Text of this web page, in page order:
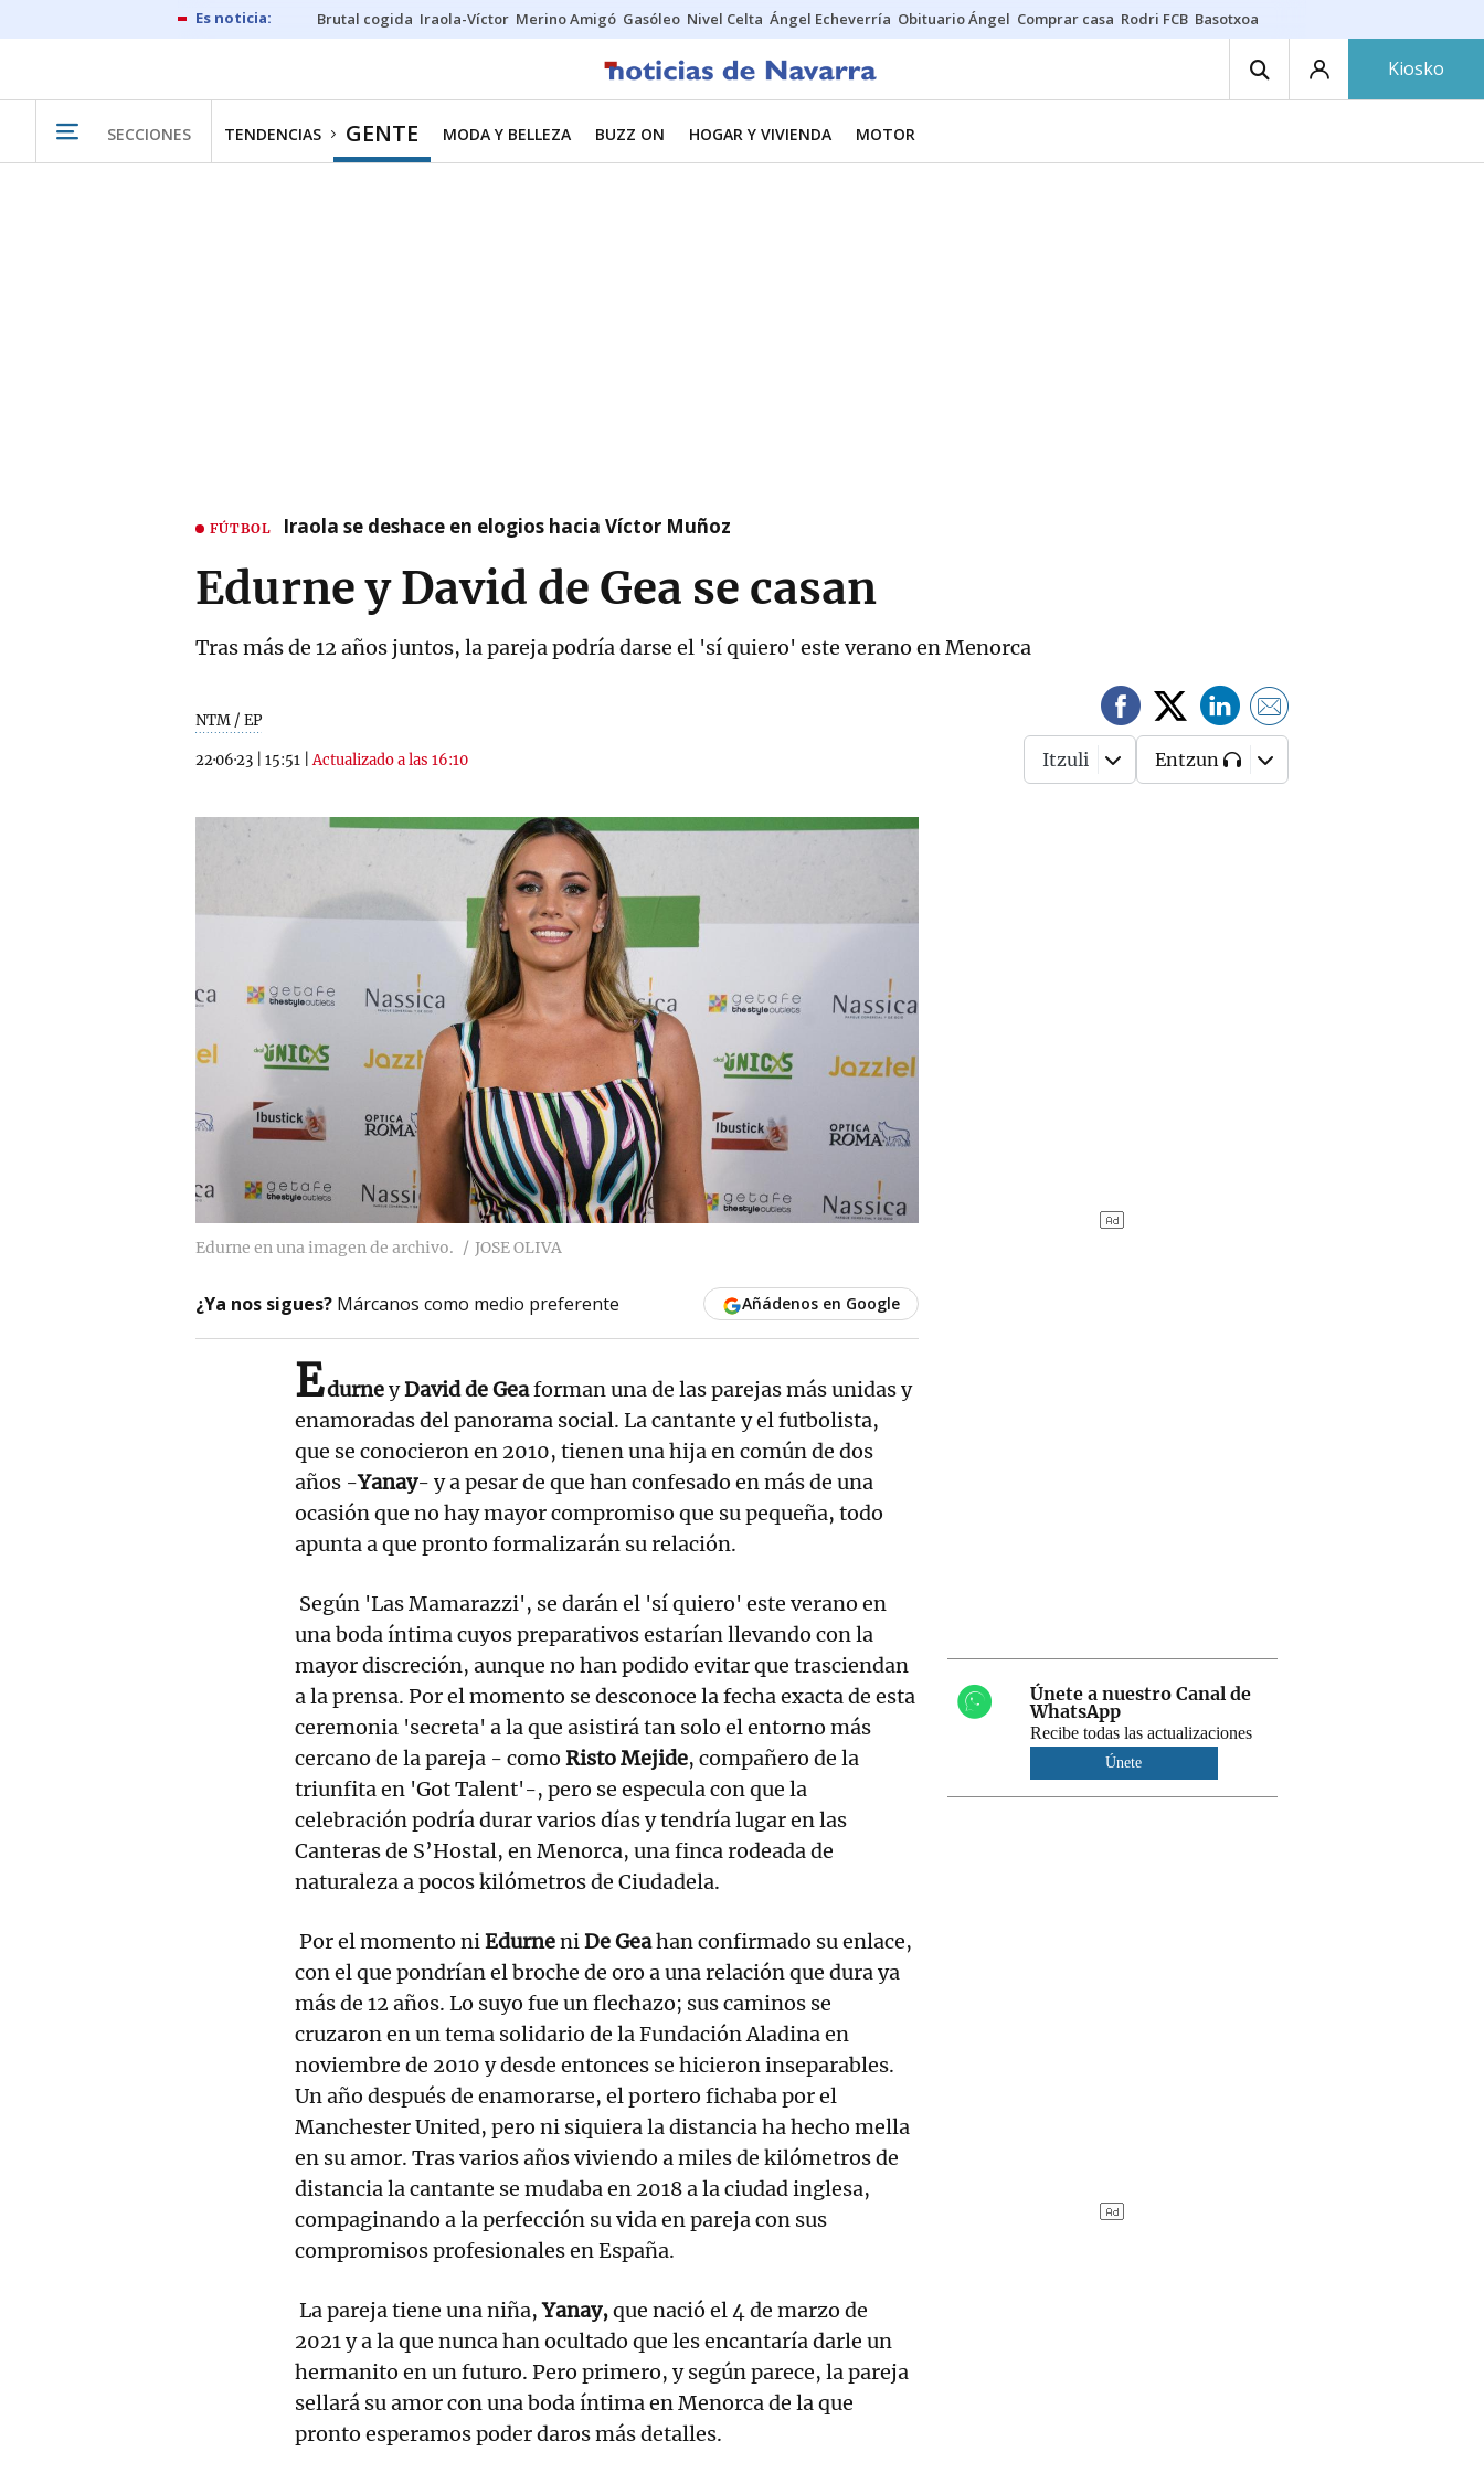
Brutal cogida Iraola-Víctor Merino Amigó Gasóleo Nivel Celta Ángel Echeverría Obituario Ángel Comprar casa Rodri FCB Basotxoa
Kiosko
SECCIONES TENDENCIAS GENTE MODA Y BELLEZA BUZZ ON HOGAR Y VIVIENDA MOTOR
FÚTBOL Iraola se deshace en elogios hacia Víctor Muñoz
Edurne y David de Gea se casan
Tras más de 12 años juntos, la pareja podría darse el 'sí quiero' este verano en Menorca
NTM / EP
22·06·23 15:51 |Actualizado a las 16:10 Itzuli Entzun
Edurne en una imagen de archivo. JOSE OLIVA
¿Ya nos sigues? Márcanos como medio preferente Añádenos en Google
EdurneyDavid de Geaforman una de las parejas más unidas y
enamoradas del panorama social. La cantante y el futbolista,
que se conocieron en 2010, tienen una hija en común de dos
años -Yanay- y a pesar de que han confesado en más de una
ocasión que no hay mayor compromiso que su pequeña, todo
apunta a que pronto formalizarán su relación.
Según 'Las Mamarazzi', se darán el 'sí quiero' este verano en
una boda íntima cuyos preparativos estarían llevando con la
mayor discreción, aunque no han podido evitar que trasciendan
a la prensa. Por el momento se desconoce la fecha exacta de esta
ceremonia 'secreta' a la que asistirá tan solo el entorno más
cercano de la pareja - como Risto Mejide, compañero de la
triunfita en 'Got Talent'-, pero se especula con que la
celebración podría durar varios días y tendría lugar en las
Canteras de S’Hostal, en Menorca, una finca rodeada de
naturaleza a pocos kilómetros de Ciudadela.
Por el momento niEdurneniDe Geahan confirmado su enlace,
con el que pondrían el broche de oro a una relación que dura ya
más de 12 años. Lo suyo fue un flechazo; sus caminos se
cruzaron en un tema solidario de la Fundación Aladina en
noviembre de 2010 y desde entonces se hicieron inseparables.
Un año después de enamorarse, el portero fichaba por el
Manchester United, pero ni siquiera la distancia ha hecho mella
en su amor. Tras varios años viviendo a miles de kilómetros de
distancia la cantante se mudaba en 2018 a la ciudad inglesa,
compaginando a la perfección su vida en pareja con sus
compromisos profesionales en España.
La pareja tiene una niña,Yanay,que nació el 4 de marzo de
2021 y a la que nunca han ocultado que les encantaría darle un
hermanito en un futuro. Pero primero, y según parece, la pareja
sellará su amor con una boda íntima en Menorca de la que
pronto esperamos poder daros más detalles.
Únete a nuestro Canal de
WhatsApp
Recibe todas las actualizaciones
Únete